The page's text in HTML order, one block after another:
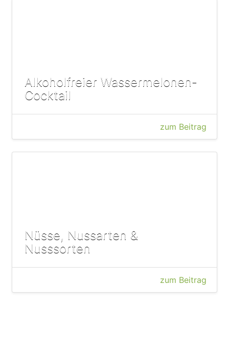
Alkoholfreier Wassermelonen-
Cocktail
zum Beitrag
Nüsse, Nussarten &
Nusssorten
zum Beitrag